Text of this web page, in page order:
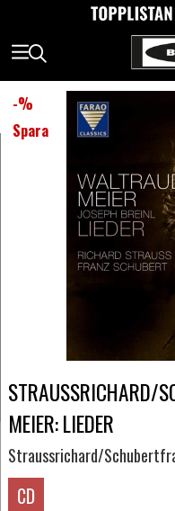
-%
Spara
STRAUSSRICHARD/
MEIER: LIEDER
Straussrichard/
CD